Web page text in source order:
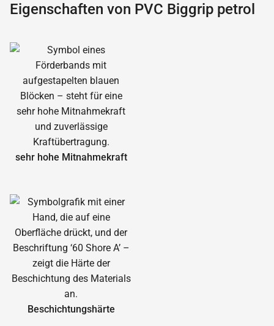
Eigenschaften von PVC Biggrip petrol
sehr hohe Mitnahmekraft
Beschichtungshärte